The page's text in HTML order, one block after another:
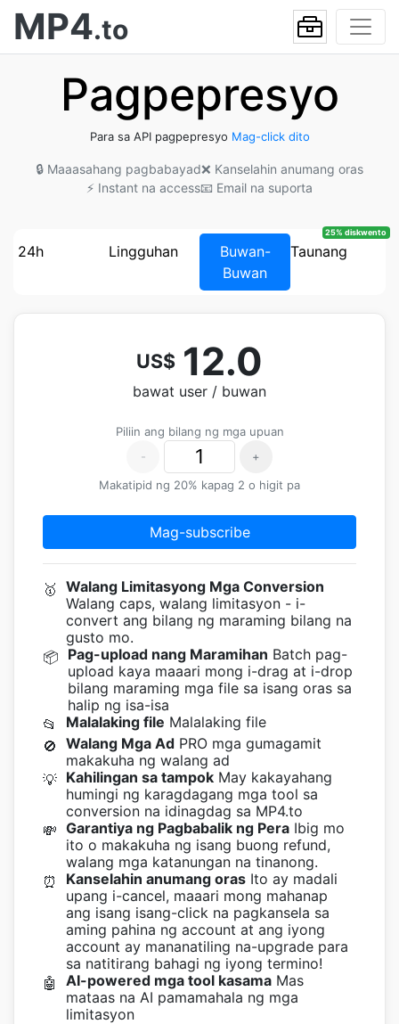
MP4.to
Pagpepresyo
Para sa API pagpepresyo Mag-click dito
🔒 Maaasahang pagbabayad❌ Kanselahin anumang oras
⚡ Instant na access📧 Email na suporta
24h Lingguhan
Buwan-
Buwan
Taunang
25% diskwento
US$ 12.0
bawat user / buwan
Piliin ang bilang ng mga upuan
-
+
Makatipid ng 20% kapag 2 o higit pa
Mag-subscribe
🥇 Walang Limitasyong Mga Conversion
Walang caps, walang limitasyon - i-
convert ang bilang ng maraming bilang na
gusto mo.
📦 Pag-upload nang Maramihan Batch pag-
upload kaya maaari mong i-drag at i-drop
bilang maraming mga file sa isang oras sa
halip ng isa-isa
📂
Malalaking file Malalaking file
🚫 Walang Mga Ad PRO mga gumagamit
makakuha ng walang ad
💡 Kahilingan sa tampok May kakayahang
humingi ng karagdagang mga tool sa
conversion na idinagdag sa MP4.to
💸 Garantiya ng Pagbabalik ng Pera Ibig mo
ito o makakuha ng isang buong refund,
walang mga katanungan na tinanong.
⏰
Kanselahin anumang oras Ito ay madali
upang i-cancel, maaari mong mahanap
ang isang isang-click na pagkansela sa
aming pahina ng account at ang iyong
account ay mananatiling na-upgrade para
sa natitirang bahagi ng iyong termino!
🤖
AI-powered mga tool kasama Mas
mataas na AI pamamahala ng mga
limitasyon